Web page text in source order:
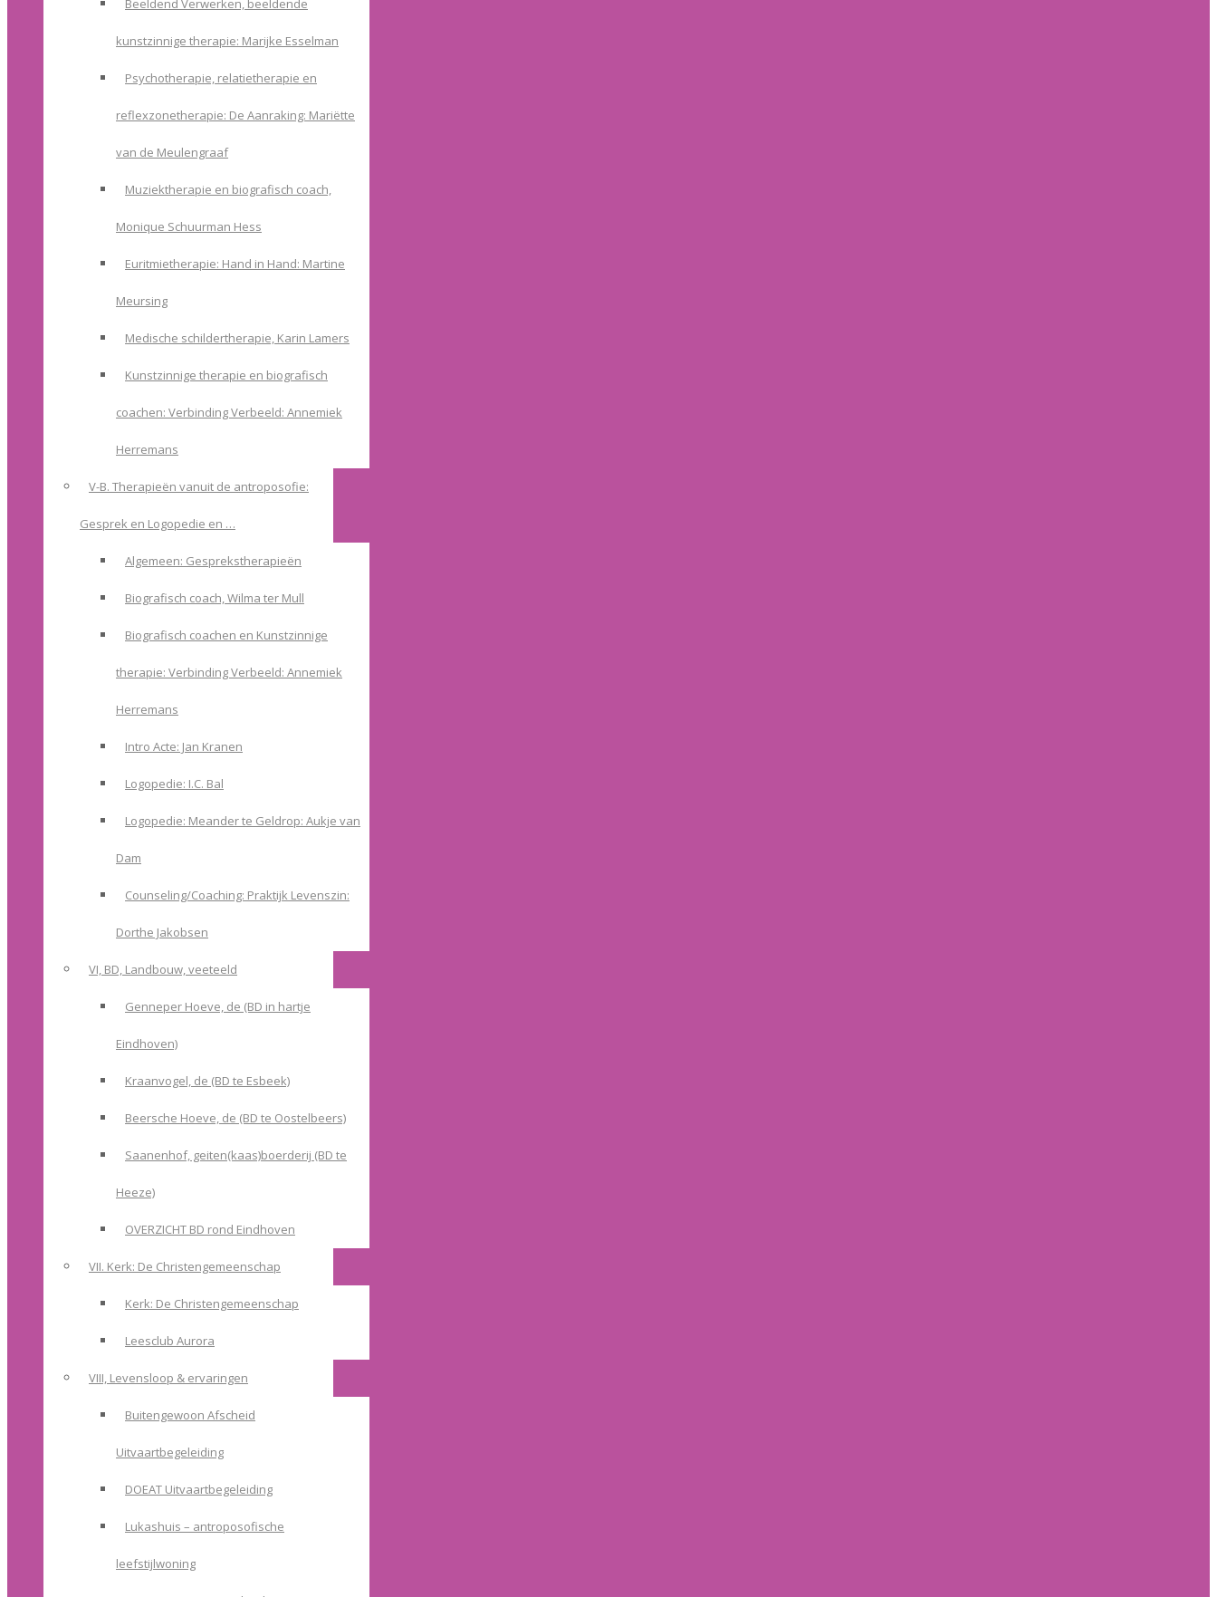
Beeldend Verwerken, beeldende
kunstzinnige therapie: Marijke Esselman
Psychotherapie, relatietherapie en
reflexzonetherapie: De Aanraking: Mariëtte
van de Meulengraaf
Muziektherapie en biografisch coach,
Monique Schuurman Hess
Euritmietherapie: Hand in Hand: Martine
Meursing
Medische schildertherapie, Karin Lamers
Kunstzinnige therapie en biografisch
coachen: Verbinding Verbeeld: Annemiek
Herremans
V-B. Therapieën vanuit de antroposofie:
Gesprek en Logopedie en …
Algemeen: Gesprekstherapieën
Biografisch coach, Wilma ter Mull
Biografisch coachen en Kunstzinnige
therapie: Verbinding Verbeeld: Annemiek
Herremans
Intro Acte: Jan Kranen
Logopedie: I.C. Bal
Logopedie: Meander te Geldrop: Aukje van
Dam
Counseling/Coaching: Praktijk Levenszin:
Dorthe Jakobsen
VI, BD, Landbouw, veeteeld
Genneper Hoeve, de (BD in hartje
Eindhoven)
Kraanvogel, de (BD te Esbeek)
Beersche Hoeve, de (BD te Oostelbeers)
Saanenhof, geiten(kaas)boerderij (BD te
Heeze)
OVERZICHT BD rond Eindhoven
VII. Kerk: De Christengemeenschap
Kerk: De Christengemeenschap
Leesclub Aurora
VIII, Levensloop & ervaringen
Buitengewoon Afscheid
Uitvaartbegeleiding
DOEAT Uitvaartbegeleiding
Lukashuis – antroposofische
leefstijlwoning